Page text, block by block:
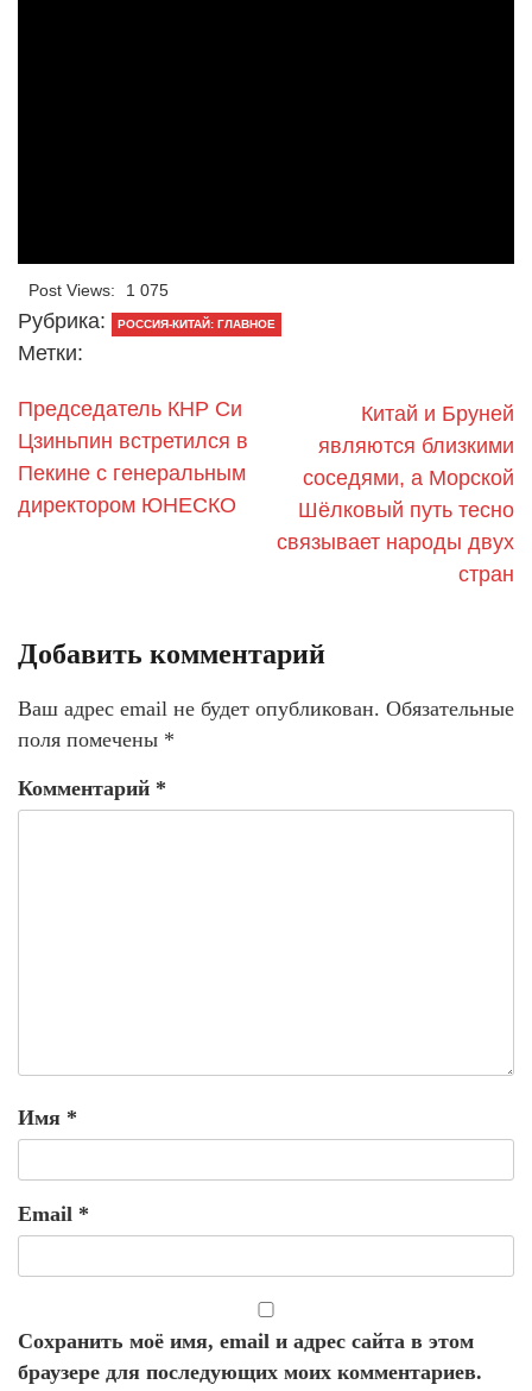
Post Views: 1 075
Рубрика: РОССИЯ-КИТАЙ: ГЛАВНОЕ
Метки:
Председатель КНР Си
Цзиньпин встретился в
Пекине с генеральным
директором ЮНЕСКО
Китай и Бруней
являются близкими
соседями, а Морской
Шёлковый путь тесно
связывает народы двух
стран
Добавить комментарий
Ваш адрес email не будет опубликован. Обязательные
поля помечены *
Комментарий *
Имя *
Email *
Сохранить моё имя, email и адрес сайта в этом
браузере для последующих моих комментариев.